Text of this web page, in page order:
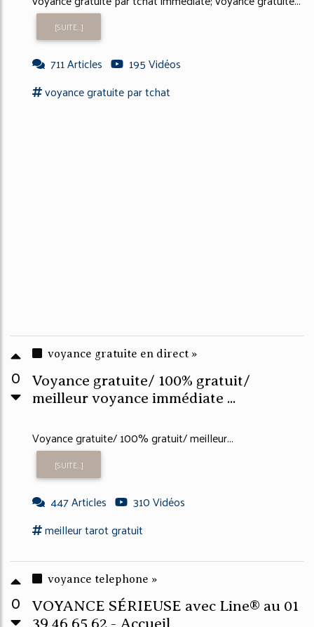
[SUITE...]
711 Articles
195 Vidéos
voyance gratuitepartchat
0
voyance gratuite en direct »
Voyance gratuite/ 100% gratuit/
meilleur voyance immédiate ...
Voyance gratuite/ 100% gratuit/ meilleur...
[SUITE...]
447 Articles
310 Vidéos
meilleur tarot gratuit
0
voyance telephone »
VOYANCE SÉRIEUSE avec Line® au 01
39 46 65 62 - Accueil